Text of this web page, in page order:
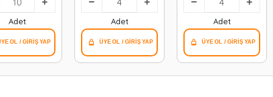
Adet
Kurdelesi*4x50
Adet
Kurdelesi*4x40
Adet